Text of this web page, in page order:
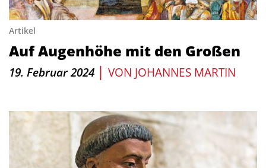
Artikel
Auf Augenhöhe mit den Großen
19. Februar 2024 | VON JOHANNES MARTIN